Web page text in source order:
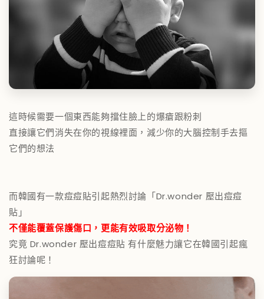
這時候需要一個東西能夠擋住臉上的爆瘡跟粉刺
直接讓它們消失在你的視線裡面，減少你的大腦控制手去摳
它們的想法
而韓國有一款痘痘貼引起熱烈討論「Dr.wonder 壓出痘痘
貼」
不僅能覆蓋保護傷口，更能有效吸取分泌物！
究竟 Dr.wonder 壓出痘痘貼 有什麼魅力讓它在韓國引起瘋
狂討論呢！